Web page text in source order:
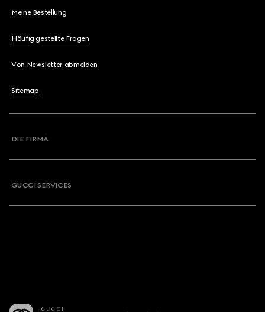
Meine Bestellung
Häufig gestellte Fragen
Von Newsletter abmelden
Sitemap
DIE FIRMA
GUCCI SERVICES